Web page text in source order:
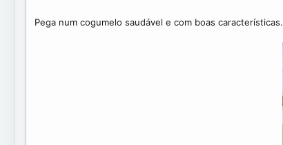
e
Pega num cogumelo saudável e com boas características.